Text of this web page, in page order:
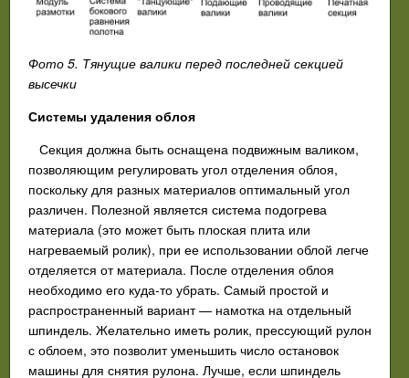
Фото 5. Тянущие валики перед последней секцией
высечки
Системы удаления облоя
Секция должна быть оснащена подвижным валиком,
позволяющим регулировать угол отделения облоя,
поскольку для разных материалов оптимальный угол
различен. Полезной является система подогрева
материала (это может быть плоская плита или
нагреваемый ролик), при ее использовании облой легче
отделяется от материала. После отделения облоя
необходимо его куда-то убрать. Самый простой и
распространенный вариант — намотка на отдельный
шпиндель. Желательно иметь ролик, прессующий рулон
с облоем, это позволит уменьшить число остановок
машины для снятия рулона. Лучше, если шпиндель